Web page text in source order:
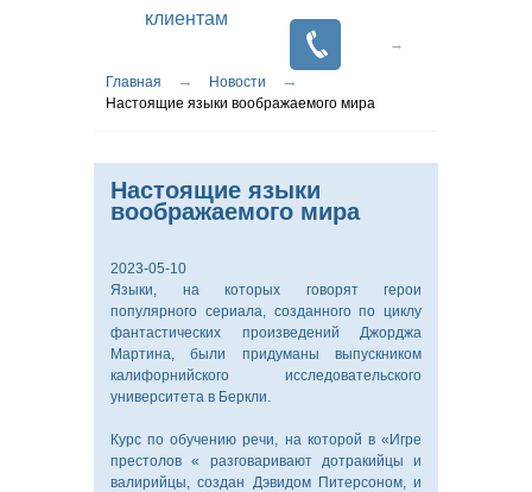
клиентам
Вы здесь
Главная → Новости →
Настоящие языки воображаемого мира
Настоящие языки
воображаемого мира
2023-05-10
Языки, на которых говорят герои
популярного сериала, созданного по циклу
фантастических произведений Джорджа
Мартина, были придуманы выпускником
калифорнийского исследовательского
университета в Беркли.
Курс по обучению речи, на которой в «Игре
престолов « разговаривают дотракийцы и
валирийцы, создан Дэвидом Питерсоном, и